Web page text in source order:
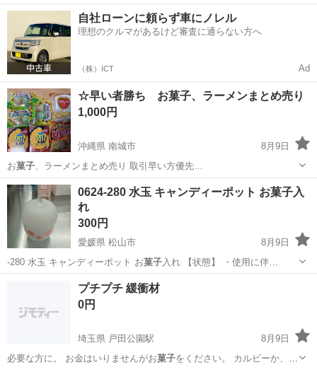
日128日★クリーンルーム内作業★マイカー通勤OK＆無料駐車場あり
★就業先食堂利用可！日払い制度あり！《茨城県常陸大宮市》 人気の
工場のお仕事 ◇コネクタ製造工...
茨城 常陸大宮市 その他
自社ローンに頼らず車にノレル
理想のクルマがあるけど審査に通らない方へ
（株）ICT Ad
☆早い者勝ち お菓子、ラーメンまとめ売り
1,000円
沖縄県 南城市
8月9日
お菓子 、ラーメンまとめ売り 取引早い方優先…
沖縄 南城市
0624-280 水玉 キャンディーポット お菓子入
れ
300円
愛媛県 松山市
8月9日
-280 水玉 キャンディーポット お菓子 入れ 【状態】 ・使用に伴…
インテリア雑貨/小物
プチプチ 緩衝材
0円
埼玉県 戸田公園駅
8月9日
必要な方に。 お金はいりませんがお菓子をください。 カルビーか、湖